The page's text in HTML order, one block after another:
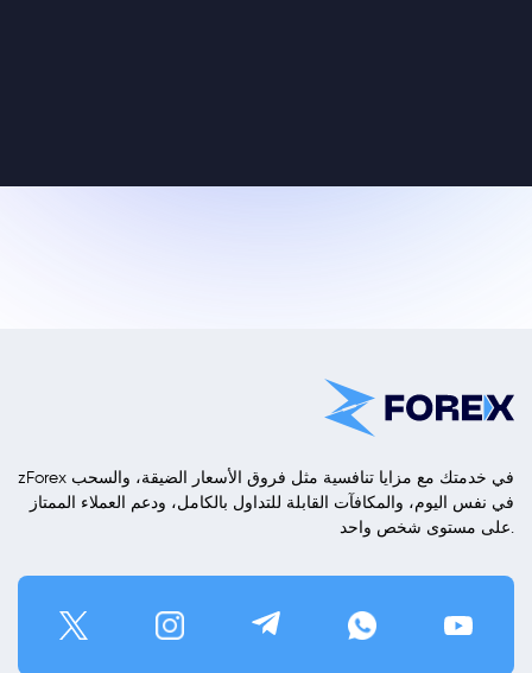
zForex في خدمتك مع مزايا تنافسية مثل فروق الأسعار الضيقة، والسحب
في نفس اليوم، والمكافآت القابلة للتداول بالكامل، ودعم العملاء الممتاز
على مستوى شخص واحد.